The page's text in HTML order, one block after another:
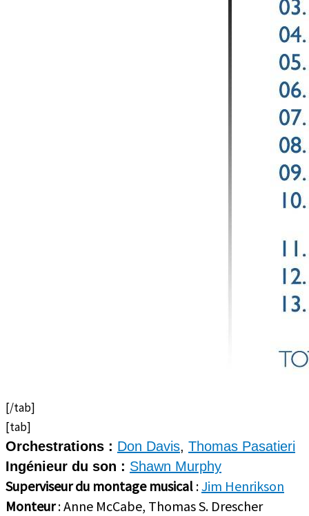
[/tab]
[tab]
Orchestrations : Don Davis, Thomas Pasatieri
Ingénieur du son : Shawn Murphy
Superviseur du montage musical :Jim Henrikson
Monteur: Anne McCabe, Thomas S. Drescher